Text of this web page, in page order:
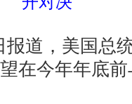
报道，美国总
在今年年底